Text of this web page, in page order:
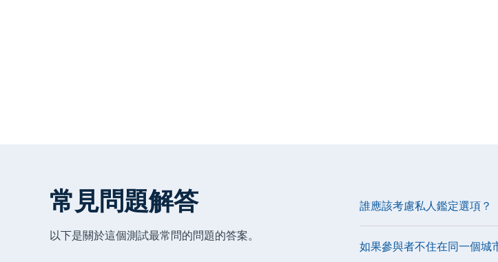
常見問題解答
以下是關於這個測試最常問的問題的答案。
誰應該考慮私人鑑定選項？
如果參與者不住在同一個城